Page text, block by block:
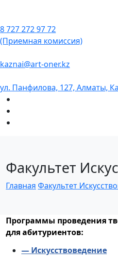
8 727 272 97 72
(Приемная комиссия)
kaznai@art-oner.kz
ул. Панфилова, 127, Алматы,
Факультет
Главная Факультет
Программы проведения
для абитуриентов:
— Искусствоведение